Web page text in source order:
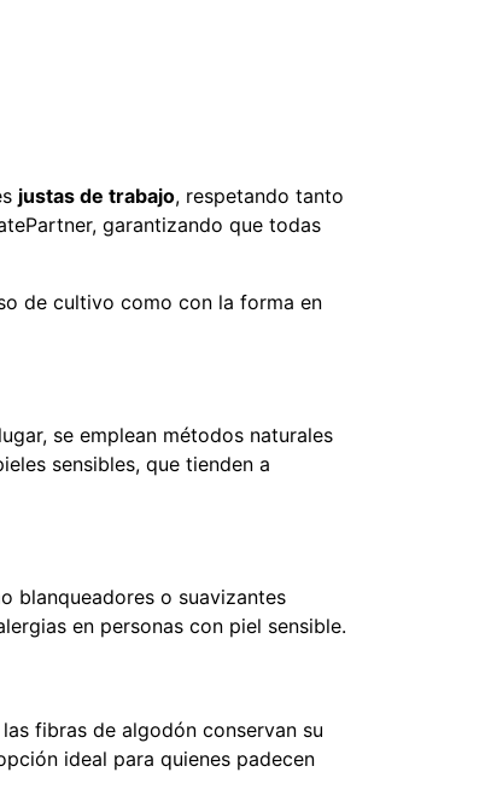
justas de trabajo, respetando tanto
garantizando que todas
de cultivo como con la forma en
se emplean métodos naturales
sensibles, que tienden a
blanqueadores o suavizantes
en personas con piel sensible.
fibras de algodón conservan su
ideal para quienes padecen